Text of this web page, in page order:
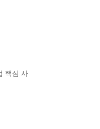
핵심 사